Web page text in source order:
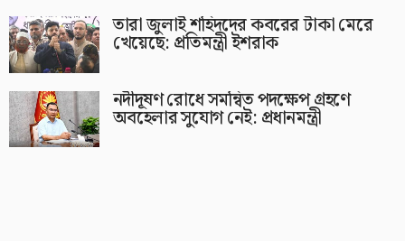
তারা জুলাই শহিদদের কবরের টাকা মেরে
খেয়েছে: প্রতিমন্ত্রী ইশরাক
নদীদূষণ রোধে সমন্বিত পদক্ষেপ গ্রহণে
অবহেলার সুযোগ নেই: প্রধানমন্ত্রী